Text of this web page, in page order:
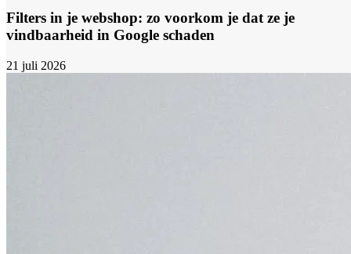
Filters in je webshop: zo voorkom je dat ze je
vindbaarheid in Google schaden
21 juli 2026